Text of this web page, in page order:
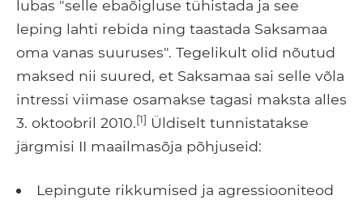
lubas "selle ebaõigluse tühistada ja see
leping lahti rebida ning taastada Saksamaa
oma vanas suuruses". Tegelikult olid nõutud
maksed nii suured, et Saksamaa sai selle võla
intressi viimase osamakse tagasi maksta alles
3. oktoobril 2010.[1] Üldiselt tunnistatakse
järgmisi II maailmasõja põhjuseid:
Lepingute rikkumised ja agressiooniteod